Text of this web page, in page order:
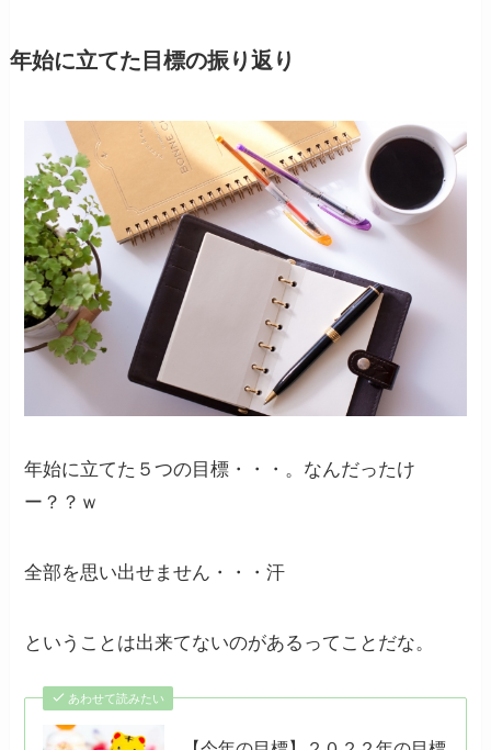
年始に立てた目標の振り返り
年始に立てた５つの目標・・・。なんだったけ
ー？？ｗ
全部を思い出せません・・・汗
ということは出来てないのがあるってことだな。
あわせて読みたい